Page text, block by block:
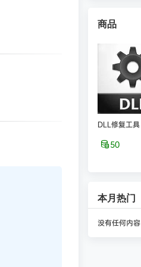
商品
DLL修复工具
50
本月热门
没有任何内容